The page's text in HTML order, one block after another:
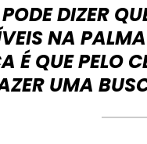
DIZER
NA
É QUE PELO
UMA